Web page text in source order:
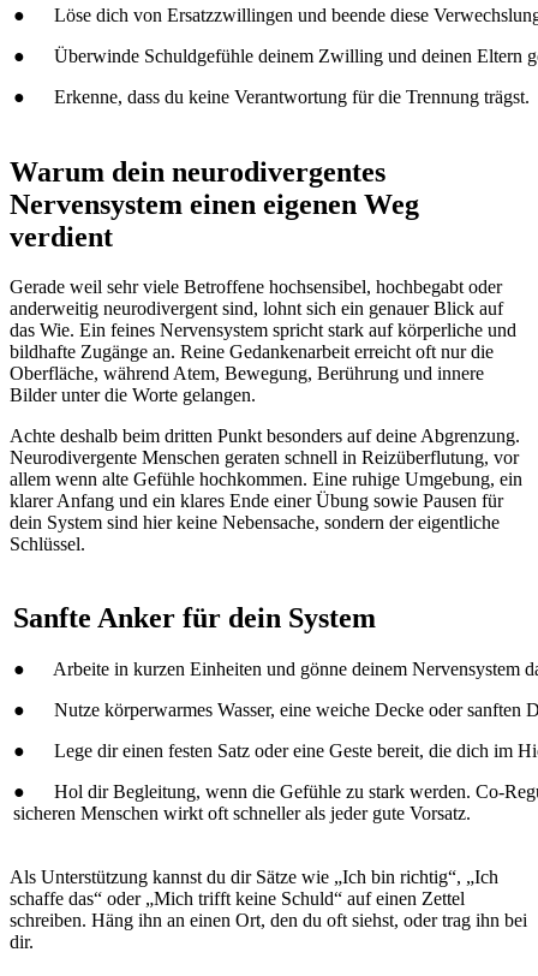
● Löse dich von Ersatzzwillingen und beende diese
● Überwinde Schuldgefühle deinem Zwilling und deinen Eltern
● Erkenne, dass du keine Verantwortung für die Trennung trägst.
Warum dein neurodivergentes
Nervensystem einen eigenen Weg
verdient
Gerade weil sehr viele Betroffene hochsensibel, hochbegabt oder
anderweitig neurodivergent sind, lohnt sich ein genauer Blick auf
das Wie. Ein feines Nervensystem spricht stark auf körperliche und
bildhafte Zugänge an. Reine Gedankenarbeit erreicht oft nur die
Oberfläche, während Atem, Bewegung, Berührung und innere
Bilder unter die Worte gelangen.
Achte deshalb beim dritten Punkt besonders auf deine Abgrenzung.
Neurodivergente Menschen geraten schnell in Reizüberflutung, vor
allem wenn alte Gefühle hochkommen. Eine ruhige Umgebung, ein
klarer Anfang und ein klares Ende einer Übung sowie Pausen für
dein System sind hier keine Nebensache, sondern der eigentliche
Schlüssel.
Sanfte Anker für dein System
● Arbeite in kurzen Einheiten und gönne deinem Nervensystem
● Nutze körperwarmes Wasser, eine weiche Decke oder sanften
● Lege dir einen festen Satz oder eine Geste bereit, die dich im
● Hol dir Begleitung, wenn die Gefühle zu stark werden. Co-
sicheren Menschen wirkt oft schneller als jeder gute Vorsatz.
Als Unterstützung kannst du dir Sätze wie „Ich bin richtig“, „Ich
schaffe das“ oder „Mich trifft keine Schuld“ auf einen Zettel
schreiben. Häng ihn an einen Ort, den du oft siehst, oder trag ihn bei
dir.